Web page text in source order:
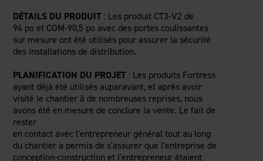
DÉTAILS DU PRODUIT : Les produit CT3-V2 de
94 po et COM-90,5 po avec des portes coulissantes
sur mesure ont été utilisés pour assurer la sécurité
des installations de distribution.
PLANIFICATION DU PROJET : Les produits Fortress
ayant déjà été utilisés auparavant, et après avoir
visité le chantier à de nombreuses reprises, nous
avons été en mesure de conclure la vente. Le fait de
rester
en contact avec l'entrepreneur général tout au long
du chantier a permis de s'assurer que l'entreprise de
conception-construction et l'entrepreneur étaient